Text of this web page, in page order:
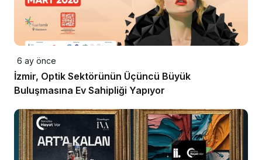
6 ay önce
İzmir, Optik Sektörünün Üçüncü Büyük
Buluşmasına Ev Sahipliği Yapıyor